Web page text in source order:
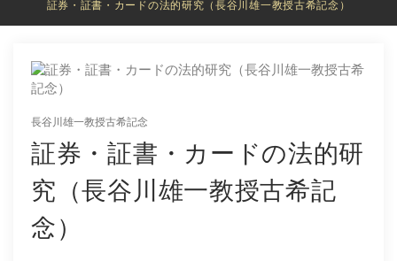
刊行予定
法律
政治・経済・経営
社会学
教科書採用
証券・証書・カードの法的研究（長谷川雄一教授古希記念）
長谷川雄一教授古希記念
証券・証書・カードの法的研
究（長谷川雄一教授古希記
念）